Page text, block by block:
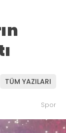
TÜM YAZILARI
Spor